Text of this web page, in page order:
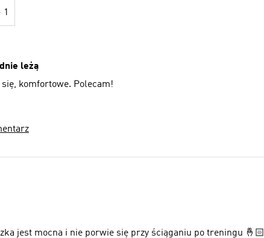
1
leżą
komfortowe. Polecam!
jest mocna i nie porwie się przy ściąganiu po treningu 🤞🏻